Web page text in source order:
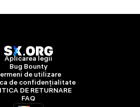
Aplicarea legii
Bug Bounty
de utilizare
de confidențialitate
DE RETURNARE
FAQ